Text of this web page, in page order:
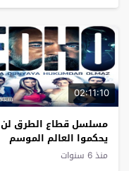
02:11:10
مسلسل قطاع الطرق لن
يحكموا العالم الموسم
السادس الحلقة 2
منذ 6 سنوات